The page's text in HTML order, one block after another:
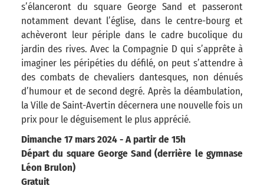
s’élanceront du square George Sand et passeront
notamment devant l’église, dans le centre-bourg et
achèveront leur périple dans le cadre bucolique du
jardin des rives. Avec la Compagnie D qui s’apprête à
imaginer les péripéties du défilé, on peut s’attendre à
des combats de chevaliers dantesques, non dénués
d’humour et de second degré. Après la déambulation,
la Ville de Saint-Avertin décernera une nouvelle fois un
prix pour le déguisement le plus apprécié.
Dimanche 17 mars 2024 - A partir de 15h
Départ du square George Sand (derrière le gymnase
Léon Brulon)
Gratuit